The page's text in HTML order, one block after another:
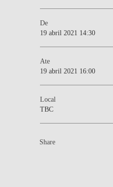
De
19 abril 2021 14:30
Ate
19 abril 2021 16:00
Local
TBC
Share